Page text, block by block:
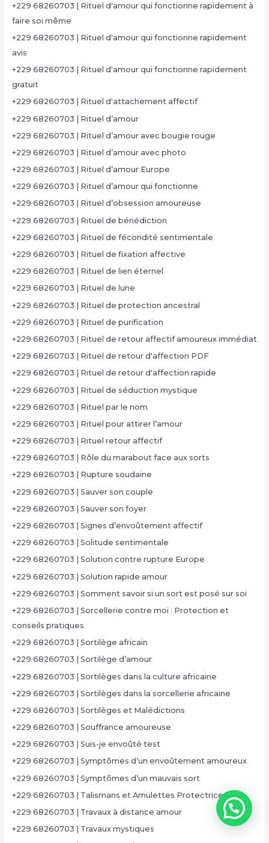
+229 68260703 | Rituel d'amour qui fonctionne rapidement à
faire soi même
+229 68260703 | Rituel d'amour qui fonctionne rapidement
avis
+229 68260703 | Rituel d'amour qui fonctionne rapidement
gratuit
+229 68260703 | Rituel d'attachement affectif
+229 68260703 | Rituel d’amour
+229 68260703 | Rituel d’amour avec bougie rouge
+229 68260703 | Rituel d’amour avec photo
+229 68260703 | Rituel d’amour Europe
+229 68260703 | Rituel d’amour qui fonctionne
+229 68260703 | Rituel d’obsession amoureuse
+229 68260703 | Rituel de bénédiction
+229 68260703 | Rituel de fécondité sentimentale
+229 68260703 | Rituel de fixation affective
+229 68260703 | Rituel de lien éternel
+229 68260703 | Rituel de lune
+229 68260703 | Rituel de protection ancestral
+229 68260703 | Rituel de purification
+229 68260703 | Rituel de retour affectif amoureux immédiat
+229 68260703 | Rituel de retour d'affection PDF
+229 68260703 | Rituel de retour d'affection rapide
+229 68260703 | Rituel de séduction mystique
+229 68260703 | Rituel par le nom
+229 68260703 | Rituel pour attirer l’amour
+229 68260703 | Rituel retour affectif
+229 68260703 | Rôle du marabout face aux sorts
+229 68260703 | Rupture soudaine
+229 68260703 | Sauver son couple
+229 68260703 | Sauver son foyer
+229 68260703 | Signes d’envoûtement affectif
+229 68260703 | Solitude sentimentale
+229 68260703 | Solution contre rupture Europe
+229 68260703 | Solution rapide amour
+229 68260703 | Somment savoir si un sort est posé sur soi
+229 68260703 | Sorcellerie contre moi : Protection et
conseils pratiques
+229 68260703 | Sortilège africain
+229 68260703 | Sortilège d’amour
+229 68260703 | Sortilèges dans la culture africaine
+229 68260703 | Sortilèges dans la sorcellerie africaine
+229 68260703 | Sortilèges et Malédictions
+229 68260703 | Souffrance amoureuse
+229 68260703 | Suis-je envoûté test
+229 68260703 | Symptômes d’un envoûtement amoureux
+229 68260703 | Symptômes d’un mauvais sort
+229 68260703 | Talismans et Amulettes Protectrices
+229 68260703 | Travaux à distance amour
+229 68260703 | Travaux mystiques